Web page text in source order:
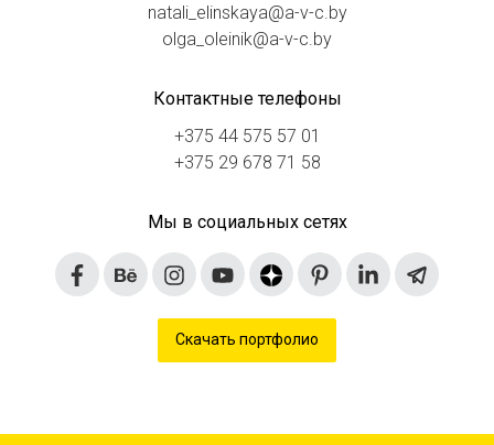
natali_elinskaya@a-v-c.by
olga_oleinik@a-v-c.by
Контактные телефоны
+375 44 575 57 01
+375 29 678 71 58
Мы в социальных сетях
Скачать портфолио